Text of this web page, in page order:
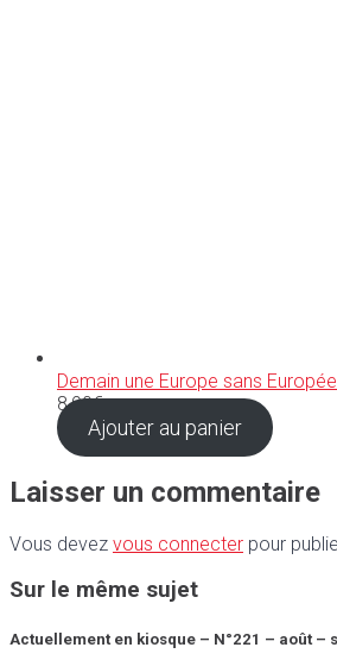
Demain une Europe sans
8,90€
Ajouter au panier
Laisser un commentaire
Vous devez vous connecter pour
Sur le même sujet
Actuellement en kiosque – N°221 – août –